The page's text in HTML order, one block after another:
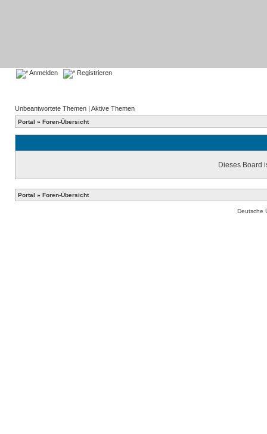
Anmelden Registrieren
Unbeantwortete Themen | Aktive Themen
Portal » Foren-Übersicht
Dieses Board
Portal » Foren-Übersicht
Deutsche